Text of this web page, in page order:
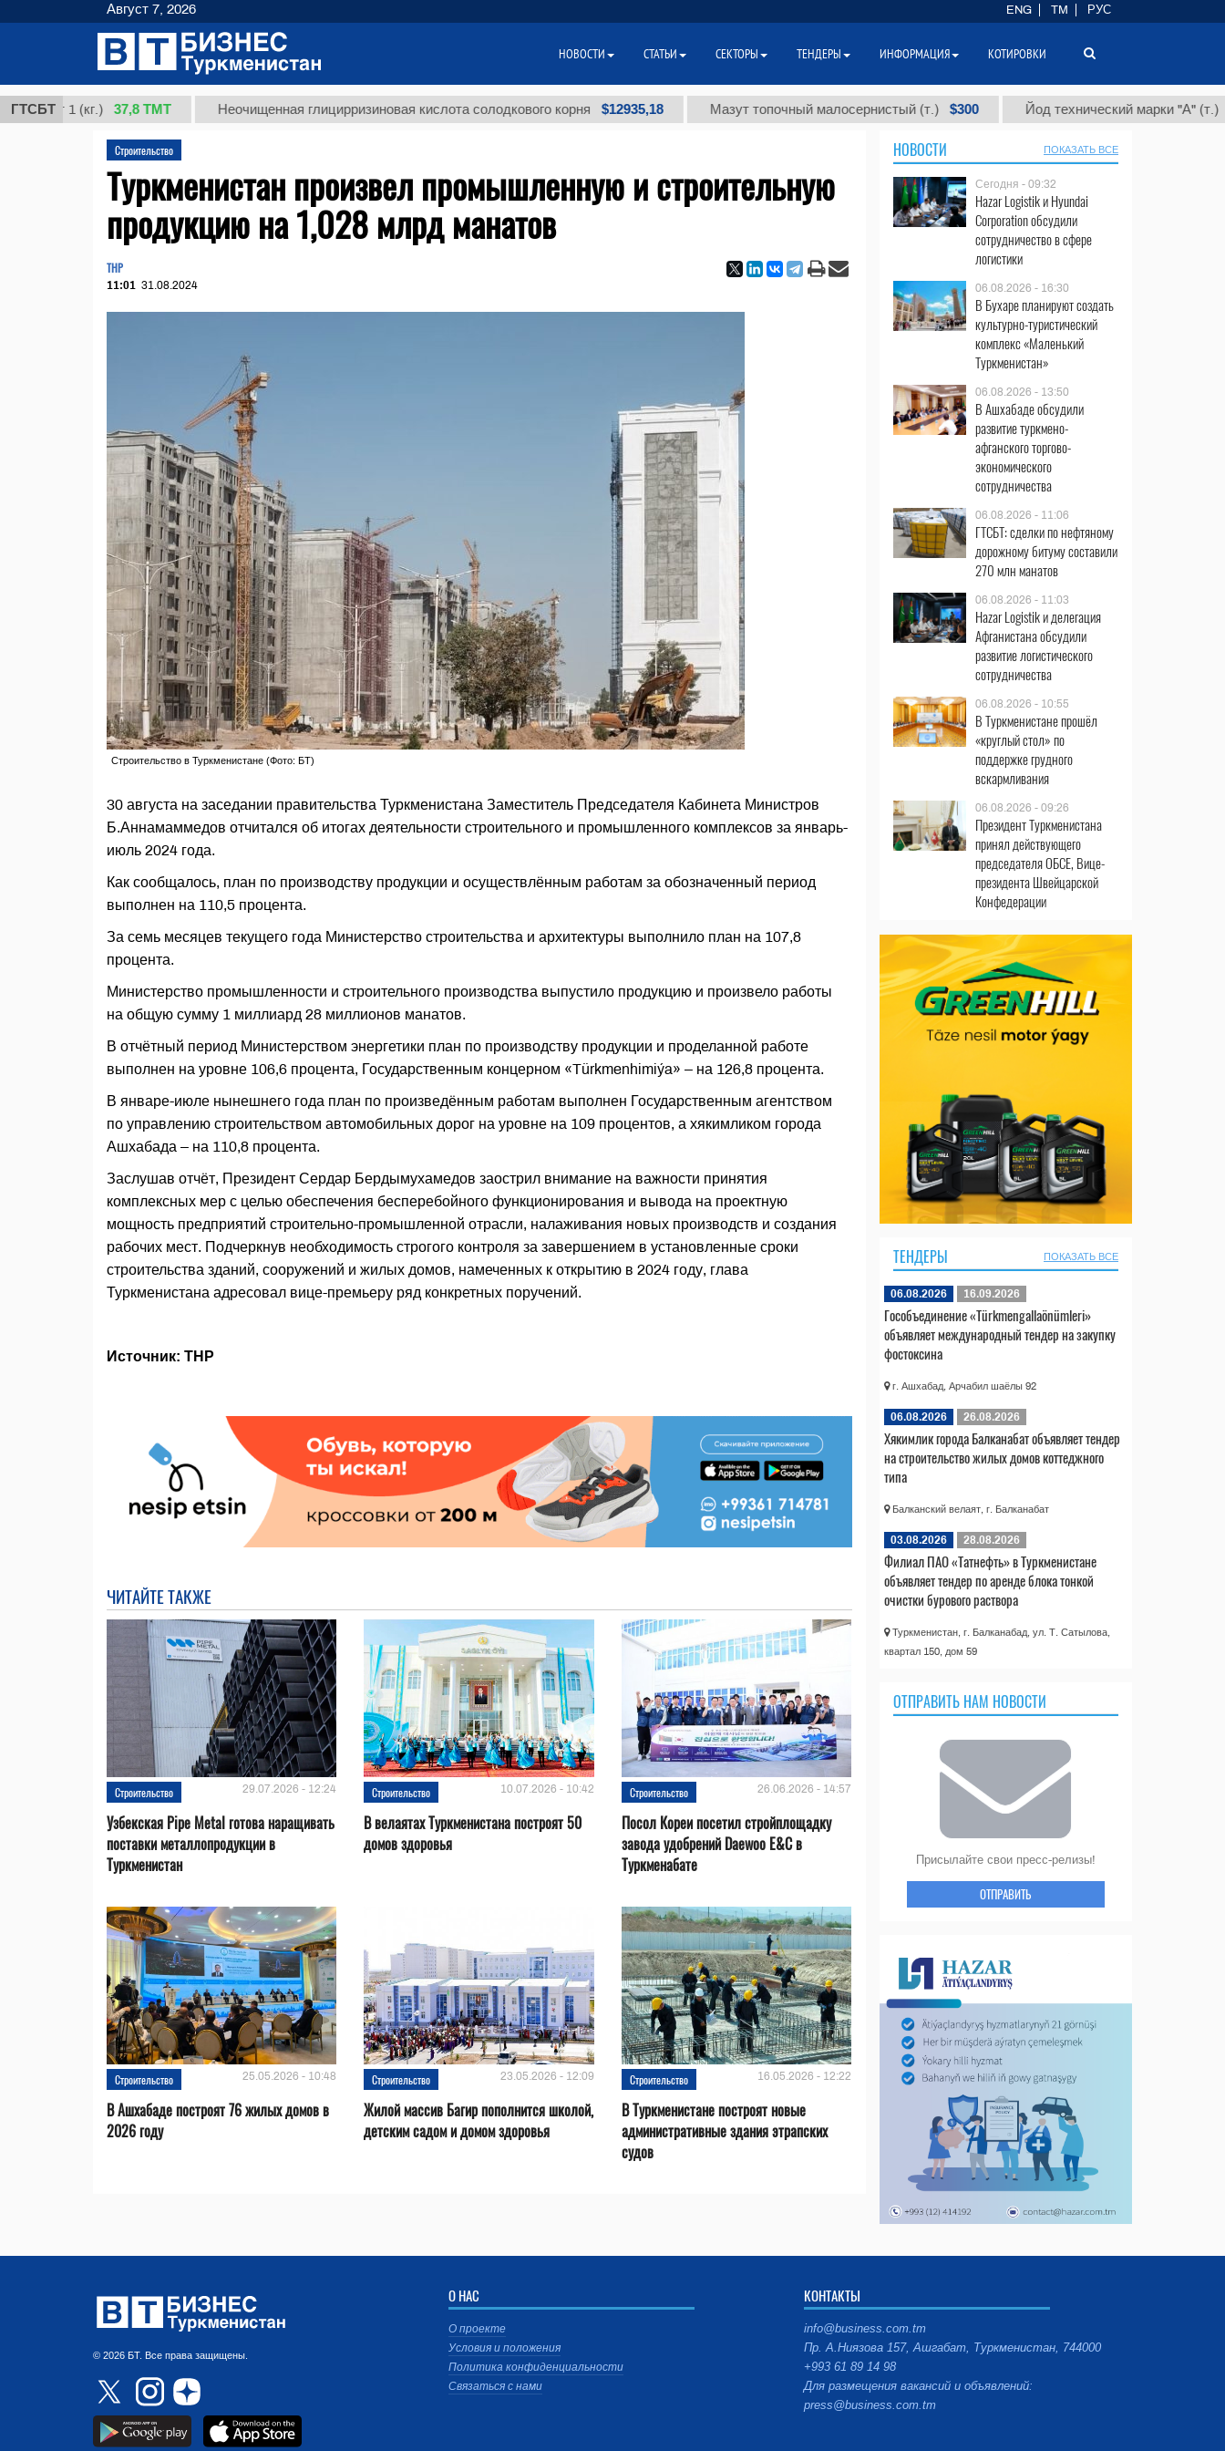
ГТСБТ
1 (кг.) 37,8 ТМТ Неочищенная глицирризиновая кислота солодкового корня $12935,18 Мазут топочный малосернистый (т.) $300 Йод технический марки "А" (т.) $86
Строительство
Туркменистан произвел промышленную и строительную
продукцию на 1,028 млрд манатов
THP
11:01 31.08.2024
Строительство в Туркменистане (Фото: БТ)
30 августа на заседании правительства Туркменистана Заместитель Председателя Кабинета Министров
Б.Аннамаммедов отчитался об итогах деятельности строительного и промышленного комплексов за январь-
июль 2024 года.
Как сообщалось, план по производству продукции и осуществлённым работам за обозначенный период
выполнен на 110,5 процента.
За семь месяцев текущего года Министерство строительства и архитектуры выполнило план на 107,8
процента.
Министерство промышленности и строительного производства выпустило продукцию и произвело работы
на общую сумму 1 миллиард 28 миллионов манатов.
В отчётный период Министерством энергетики план по производству продукции и проделанной работе
выполнен на уровне 106,6 процента, Государственным концерном «Türkmenhimiýa» – на 126,8 процента.
В январе-июле нынешнего года план по произведённым работам выполнен Государственным агентством
по управлению строительством автомобильных дорог на уровне на 109 процентов, а хякимликом города
Ашхабада – на 110,8 процента.
Заслушав отчёт, Президент Сердар Бердымухамедов заострил внимание на важности принятия
комплексных мер с целью обеспечения бесперебойного функционирования и вывода на проектную
мощность предприятий строительно-промышленной отрасли, налаживания новых производств и создания
рабочих мест. Подчеркнув необходимость строгого контроля за завершением в установленные сроки
строительства зданий, сооружений и жилых домов, намеченных к открытию в 2024 году, глава
Туркменистана адресовал вице-премьеру ряд конкретных поручений.
Источник: ТНР
ЧИТАЙТЕ ТАКЖЕ
Строительство 29.07.2026 - 12:24
Узбекская Pipe Metal готова наращивать
поставки металлопродукции в
Туркменистан
Строительство 10.07.2026 - 10:42
В велаятах Туркменистана построят 50
домов здоровья
Строительство 26.06.2026 - 14:57
Посол Кореи посетил стройплощадку
завода удобрений Daewoo E&C в
Туркменабате
Строительство 25.05.2026 - 10:48
В Ашхабаде построят 76 жилых домов в
2026 году
Строительство 23.05.2026 - 12:09
Жилой массив Багир пополнится школой,
детским садом и домом здоровья
Строительство 16.05.2026 - 12:22
В Туркменистане построят новые
административные здания этрапских
судов
НОВОСТИ ПОКАЗАТЬ ВСЕ
Сегодня - 09:32
Hazar Logistik и Hyundai
Corporation обсудили
сотрудничество в сфере
логистики
06.08.2026 - 16:30
В Бухаре планируют создать
культурно-туристический
комплекс «Маленький
Туркменистан»
06.08.2026 - 13:50
В Ашхабаде обсудили
развитие туркмено-
афганского торгово-
экономического
сотрудничества
06.08.2026 - 11:06
ГТСБТ: сделки по нефтяному
дорожному битуму составили
270 млн манатов
06.08.2026 - 11:03
Hazar Logistik и делегация
Афганистана обсудили
развитие логистического
сотрудничества
06.08.2026 - 10:55
В Туркменистане прошёл
«круглый стол» по
поддержке грудного
вскармливания
06.08.2026 - 09:26
Президент Туркменистана
принял действующего
председателя ОБСЕ, Вице-
президента Швейцарской
Конфедерации
ТЕНДЕРЫ ПОКАЗАТЬ ВСЕ
06.08.2026 16.09.2026
Гособъединение «Türkmengallaönümleri»
объявляет международный тендер на закупку
фостоксина
г. Ашхабад, Арчабил шаёлы 92
06.08.2026 26.08.2026
Хякимлик города Балканабат объявляет тендер
на строительство жилых домов коттеджного
типа
Балканский велаят, г. Балканабат
03.08.2026 28.08.2026
Филиал ПАО «Татнефть» в Туркменистане
объявляет тендер по аренде блока тонкой
очистки бурового раствора
Туркменистан, г. Балканабад, ул. Т. Сатылова,
квартал 150, дом 59
ОТПРАВИТЬ НАМ НОВОСТИ
Присылайте свои пресс-релизы!
ОТПРАВИТЬ
© 2026 БТ. Все права защищены.
О НАС
О проекте
Условия и положения
Политика конфиденциальности
Связаться с нами
КОНТАКТЫ
info@business.com.tm
Пр. А.Ниязова 157, Ашгабат, Туркменистан, 744000
+993 61 89 14 98
Для размещения вакансий и объявлений:
press@business.com.tm
Август 7, 2026 ENG TM РУС
НОВОСТИ СТАТЬИ СЕКТОРЫ ТЕНДЕРЫ ИНФОРМАЦИЯ КОТИРОВКИ